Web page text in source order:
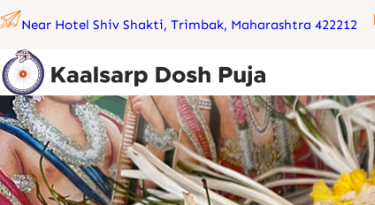
Skip
content
Near Hotel Shiv Shakti, Trimbak, Maharashtra 422212